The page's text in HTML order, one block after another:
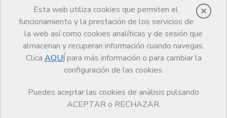
Esta web utiliza cookies que permiten el
funcionamiento y la prestación de los servicios de
la web así como cookies analíticas y de sesión que
almacenan y recuperan información cuando navegas.
Clica AQUÍ para más información o para cambiar la
configuración de las cookies.
Puedes aceptar las cookies de anàlisis pulsando
ACEPTAR o RECHAZAR.
Premios
El CoMB Guardonat Edició 2015
Guardonat Edició 2015